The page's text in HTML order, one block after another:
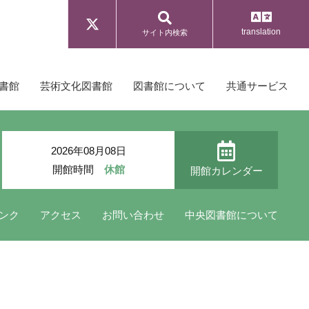
サイト内検索 translation
館 芸術文化図書館 図書館について 共通サービス
2026年08月08日
開館時間
休館 開館カレンダー
ク アクセス お問い合わせ
中央図書館について